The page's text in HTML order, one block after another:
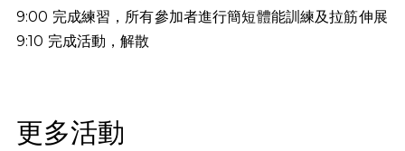
9:00 完成練習，所有參加者進行簡短體能訓練及拉筋伸展
9:10 完成活動，解散
更多活動